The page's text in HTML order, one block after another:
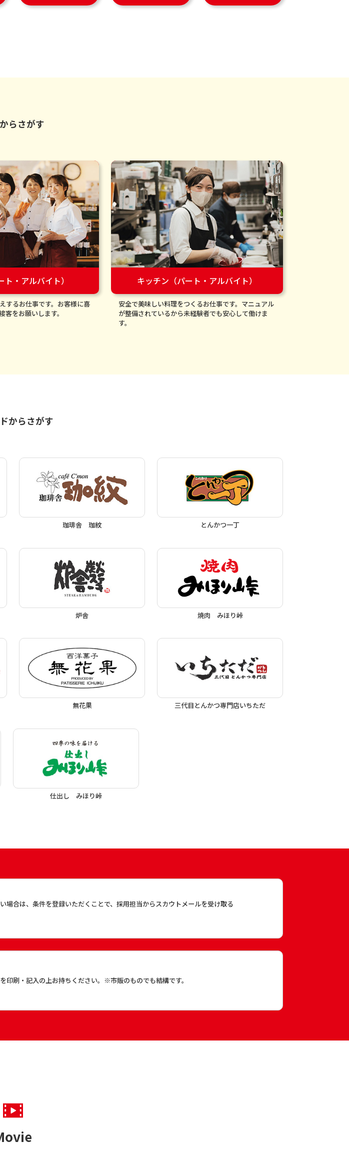
らさがす
・アルバイト）
するお仕事です。お客様に喜
客をお願いします。
キッチン（パート・アルバイト）
安全で美味しい料理をつくるお仕事です。マニュアル
が整備されているから未経験者でも安心して働けま
す。
からさがす
珈琲舎 珈紋 とんかつ一丁
炉舎 焼肉 みほり峠
無花果 三代目とんかつ専門店いちただ
仕出し みほり峠
場合は、条件を登録いただくことで、採用担当からスカウトメールを受け取る
印刷・記入の上お持ちください。※市販のものでも結構です。